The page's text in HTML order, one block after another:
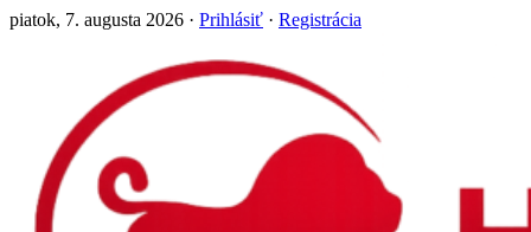
piatok, 7. augusta 2026 · Prihlásiť · Registrácia